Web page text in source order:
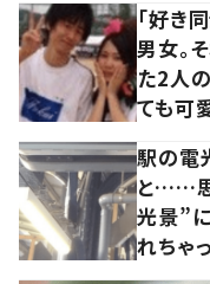
「好き
男女。
た2人
ても可
駅の電
と……思
光景”に
れちゃ